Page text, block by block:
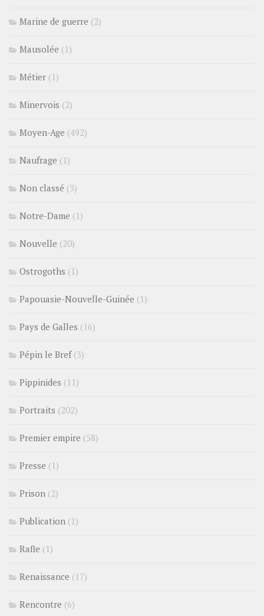
Marine de guerre (2)
Mausolée (1)
Métier (1)
Minervois (2)
Moyen-Age (492)
Naufrage (1)
Non classé (3)
Notre-Dame (1)
Nouvelle (20)
Ostrogoths (1)
Papouasie-Nouvelle-Guinée (1)
Pays de Galles (16)
Pépin le Bref(3)
Pippinides (11)
Portraits (202)
Premier empire (58)
Presse (1)
Prison (2)
Publication (1)
Rafle (1)
Renaissance (17)
Rencontre (6)